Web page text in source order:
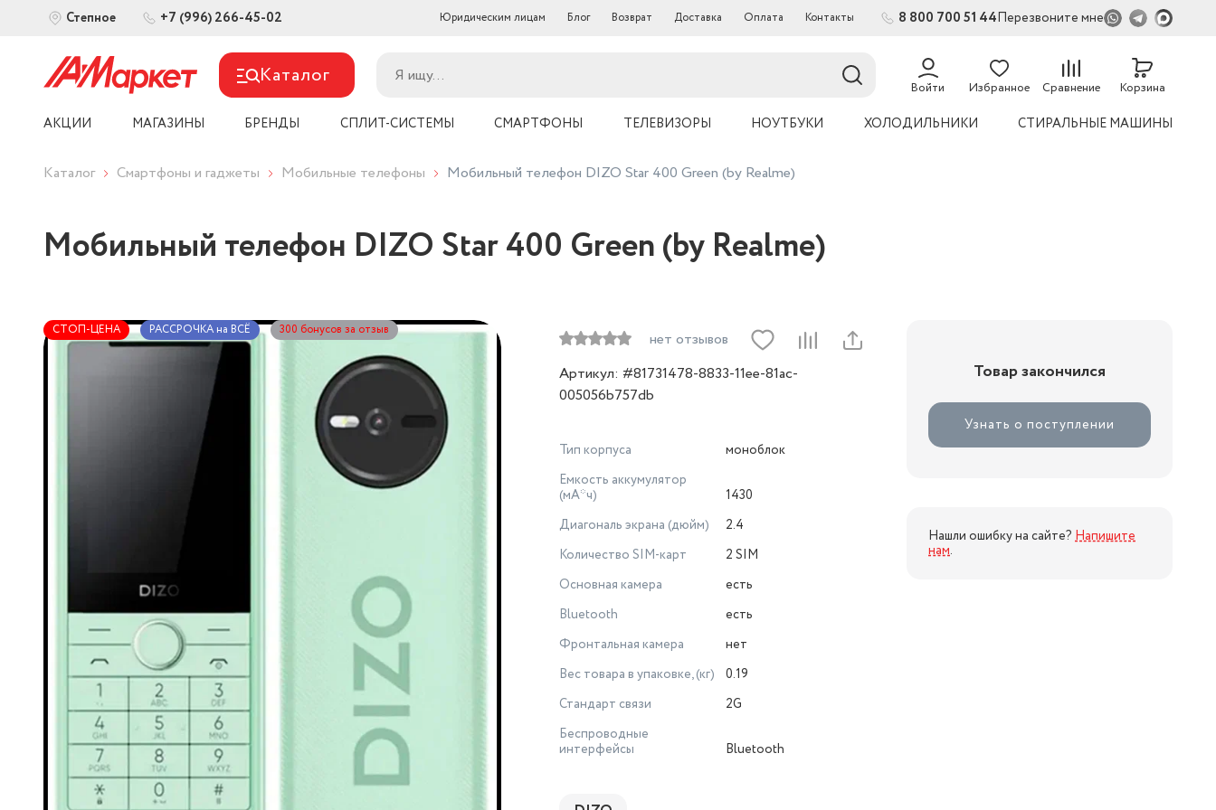
Степное +7 (996) 266-45-02 Юридическим лицам Блог Возврат Доставка Оплата Контакты 8 800 700 51 44Перезвоните мне
Каталог Войти Избранное Сравнение
54
Корзина
АКЦИИ МАГАЗИНЫ БРЕНДЫ СПЛИТ-СИСТЕМЫ СМАРТФОНЫ ТЕЛЕВИЗОРЫ НОУТБУКИ ХОЛОДИЛЬНИКИ СТИРАЛЬНЫЕ МАШИНЫ
Каталог Смартфоны и гаджеты Мобильные телефоны Мобильный телефон DIZO Star 400 Green (by Realme)
Мобильный телефон DIZO Star 400 Green (by Realme)
СТОП-ЦЕНА РАССРОЧКА на ВСЁ 300 бонусов за отзыв
нет отзывов
Артикул: #81731478-8833-11ee-81ac-
005056b757db
Тип корпуса
моноблок
Емкость аккумулятор
(мА*ч)
1430
Диагональ экрана (дюйм)
2.4
Количество SIM-карт
2 SIM
Основная камера
есть
Bluetooth
есть
Фронтальная камера
нет
Вес товара в упаковке, (кг)
0.19
Стандарт связи
2G
Беспроводные
интерфейсы
Bluetooth
Товар закончился
Узнать о поступлении
Нашли ошибку на сайте? Напишите
нам.